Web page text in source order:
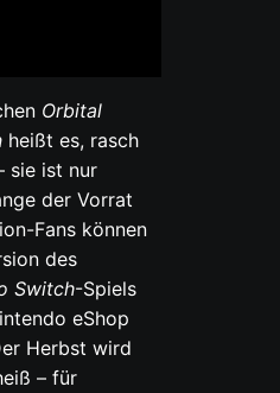
Orbital
heißt es, rasch
sie ist nur
der Vorrat
Fans können
des
Switch-Spiels
eShop
Herbst wird
– für